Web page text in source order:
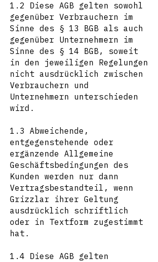
1.2 Diese AGB gelten sowohl
gegenüber Verbrauchern im
Sinne des § 13 BGB als auch
gegenüber Unternehmern im
Sinne des § 14 BGB, soweit
in den jeweiligen Regelungen
nicht ausdrücklich zwischen
Verbrauchern und
Unternehmern unterschieden
wird.
1.3 Abweichende,
entgegenstehende oder
ergänzende Allgemeine
Geschäftsbedingungen des
Kunden werden nur dann
Vertragsbestandteil, wenn
Grizzlar ihrer Geltung
ausdrücklich schriftlich
oder in Textform zugestimmt
hat.
1.4 Diese AGB gelten